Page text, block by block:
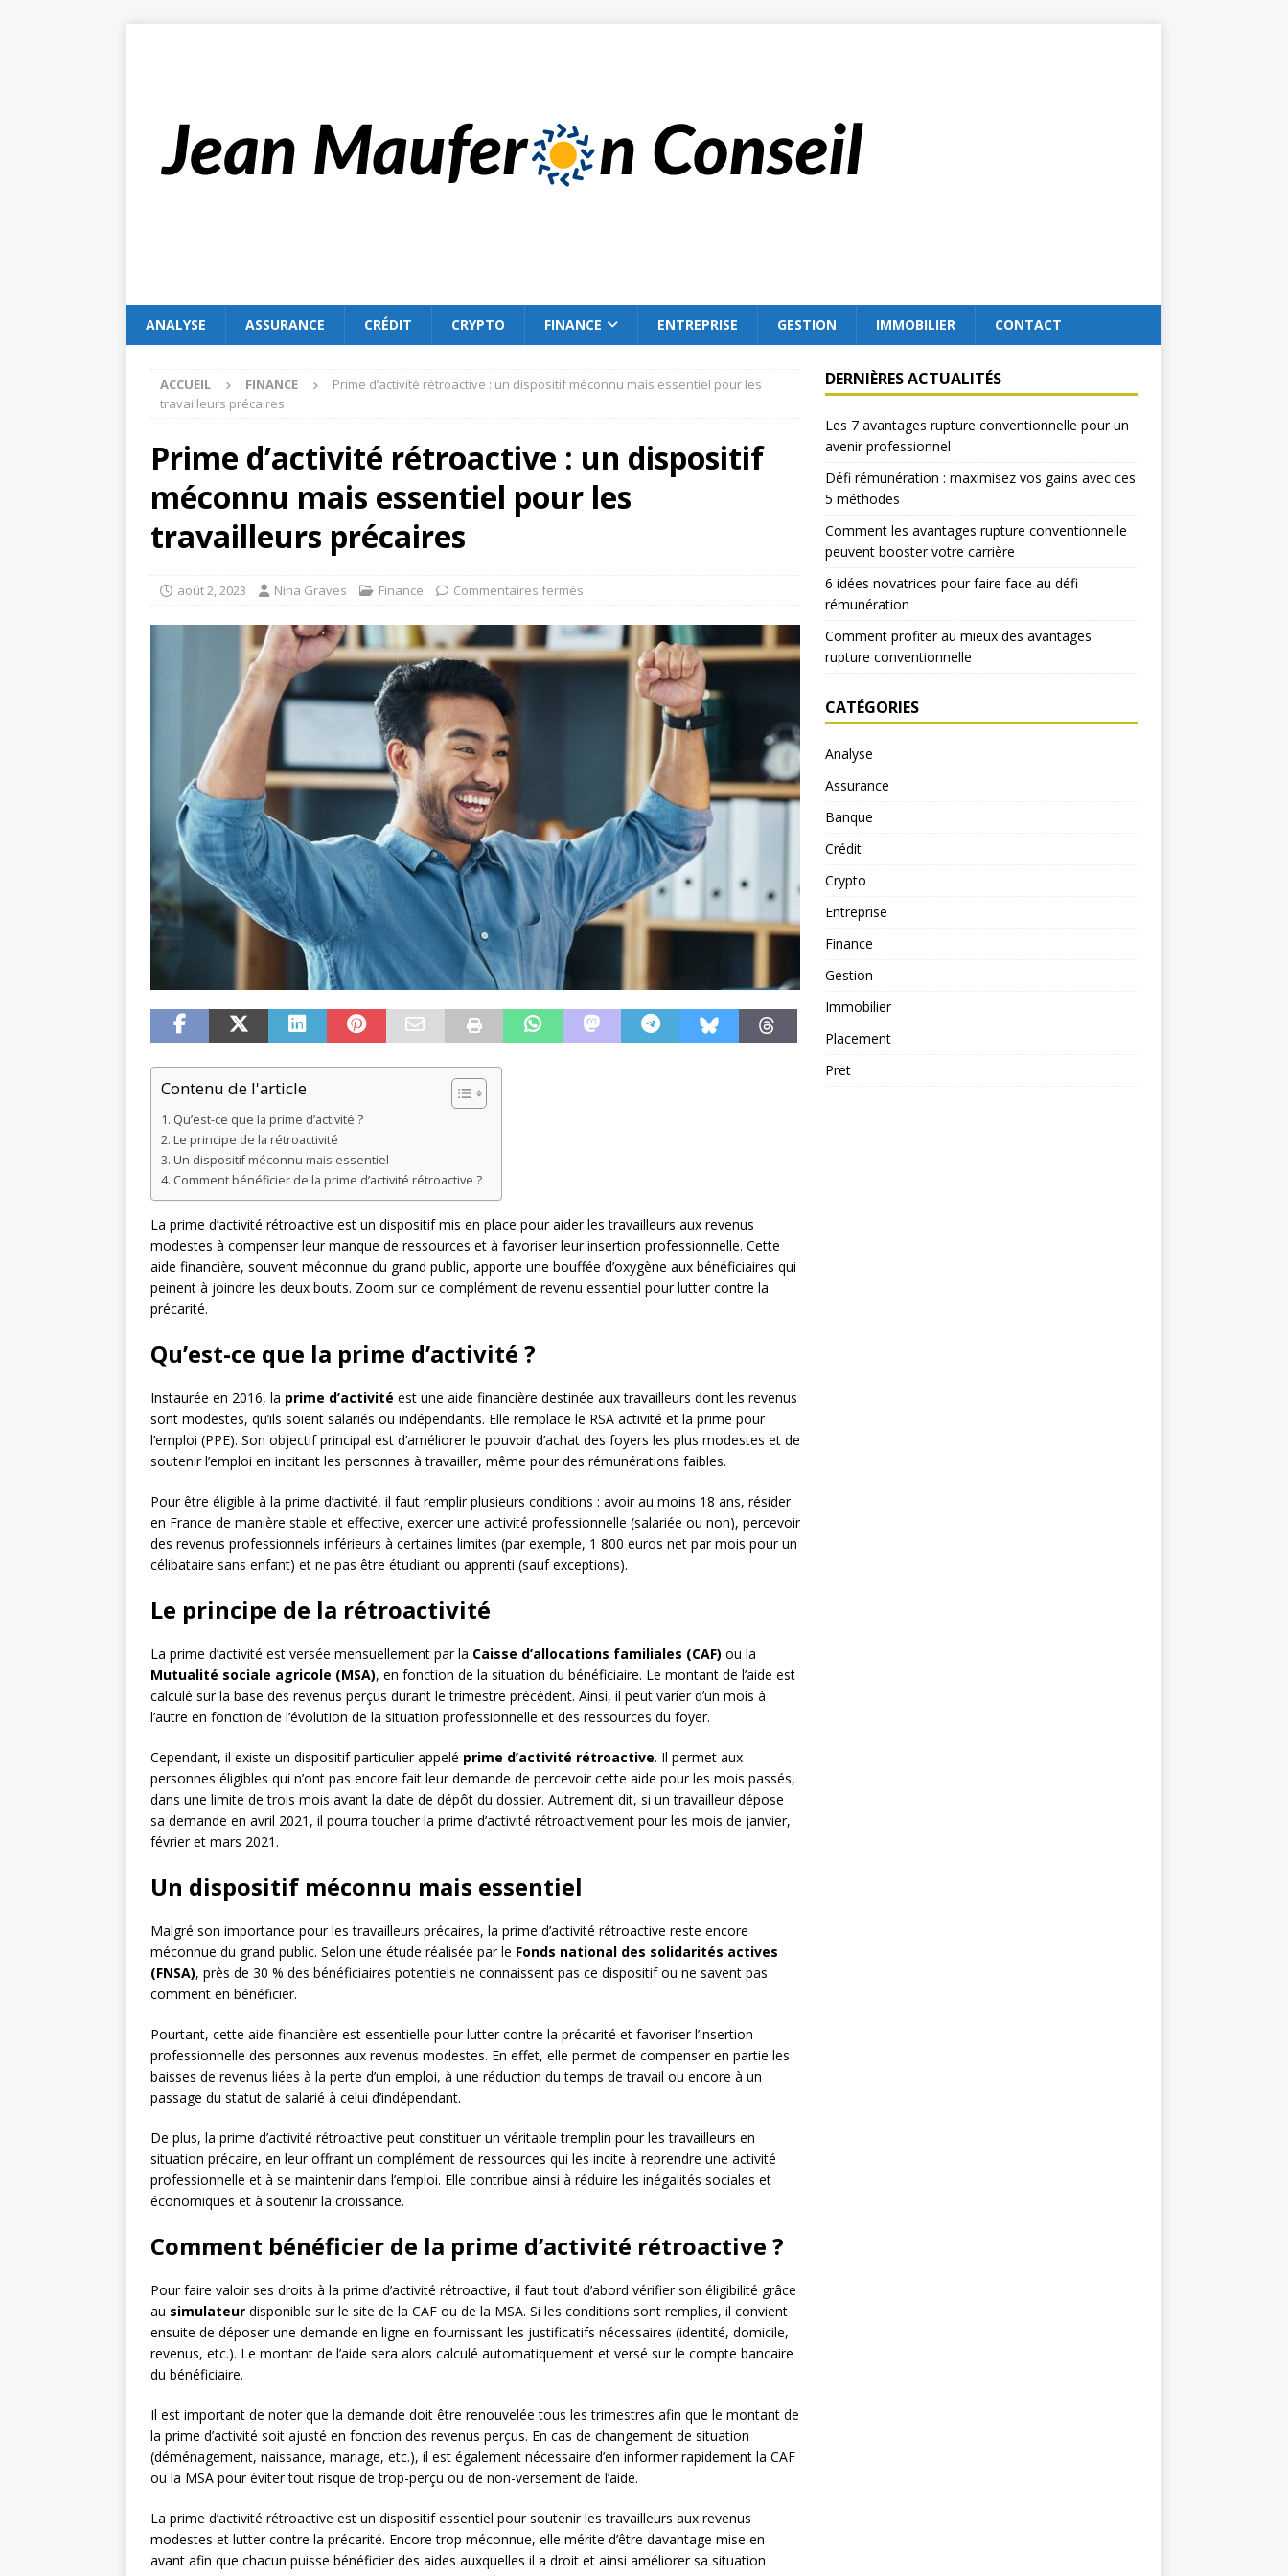
ANALYSE ASSURANCE CRÉDIT CRYPTO FINANCE ENTREPRISE GESTION IMMOBILIER CONTACT
ACCUEIL FINANCE
Prime d’activité rétroactive : un dispositif méconnu mais essentiel pour les
travailleurs précaires
Prime d’activité rétroactive : un dispositif
méconnu mais essentiel pour les
travailleurs précaires
août 2, 2023 Nina Graves Finance Commentaires fermés
Contenu de l'article
Qu’est-ce que la prime d’activité ?
Le principe de la rétroactivité
Un dispositif méconnu mais essentiel
Comment bénéficier de la prime d’activité rétroactive ?
La prime d’activité rétroactive est un dispositif mis en place pour aider les travailleurs aux revenus
modestes à compenser leur manque de ressources et à favoriser leur insertion professionnelle. Cette
aide financière, souvent méconnue du grand public, apporte une bouffée d’oxygène aux bénéficiaires qui
peinent à joindre les deux bouts. Zoom sur ce complément de revenu essentiel pour lutter contre la
précarité.
Qu’est-ce que la prime d’activité ?
Instaurée en 2016, la prime d’activité est une aide financière destinée aux travailleurs dont les revenus
sont modestes, qu’ils soient salariés ou indépendants. Elle remplace le RSA activité et la prime pour
l’emploi (PPE). Son objectif principal est d’améliorer le pouvoir d’achat des foyers les plus modestes et de
soutenir l’emploi en incitant les personnes à travailler, même pour des rémunérations faibles.
Pour être éligible à la prime d’activité, il faut remplir plusieurs conditions : avoir au moins 18 ans, résider
en France de manière stable et effective, exercer une activité professionnelle (salariée ou non), percevoir
des revenus professionnels inférieurs à certaines limites (par exemple, 1 800 euros net par mois pour un
célibataire sans enfant) et ne pas être étudiant ou apprenti (sauf exceptions).
Le principe de la rétroactivité
La prime d’activité est versée mensuellement par la Caisse d’allocations familiales (CAF) ou la
Mutualité sociale agricole (MSA), en fonction de la situation du bénéficiaire. Le montant de l’aide est
calculé sur la base des revenus perçus durant le trimestre précédent. Ainsi, il peut varier d’un mois à
l’autre en fonction de l’évolution de la situation professionnelle et des ressources du foyer.
Cependant, il existe un dispositif particulier appelé prime d’activité rétroactive. Il permet aux
personnes éligibles qui n’ont pas encore fait leur demande de percevoir cette aide pour les mois passés,
dans une limite de trois mois avant la date de dépôt du dossier. Autrement dit, si un travailleur dépose
sa demande en avril 2021, il pourra toucher la prime d’activité rétroactivement pour les mois de janvier,
février et mars 2021.
Un dispositif méconnu mais essentiel
Malgré son importance pour les travailleurs précaires, la prime d’activité rétroactive reste encore
méconnue du grand public. Selon une étude réalisée par le Fonds national des solidarités actives
(FNSA), près de 30 % des bénéficiaires potentiels ne connaissent pas ce dispositif ou ne savent pas
comment en bénéficier.
Pourtant, cette aide financière est essentielle pour lutter contre la précarité et favoriser l’insertion
professionnelle des personnes aux revenus modestes. En effet, elle permet de compenser en partie les
baisses de revenus liées à la perte d’un emploi, à une réduction du temps de travail ou encore à un
passage du statut de salarié à celui d’indépendant.
De plus, la prime d’activité rétroactive peut constituer un véritable tremplin pour les travailleurs en
situation précaire, en leur offrant un complément de ressources qui les incite à reprendre une activité
professionnelle et à se maintenir dans l’emploi. Elle contribue ainsi à réduire les inégalités sociales et
économiques et à soutenir la croissance.
Comment bénéficier de la prime d’activité rétroactive ?
Pour faire valoir ses droits à la prime d’activité rétroactive, il faut tout d’abord vérifier son éligibilité grâce
au simulateur disponible sur le site de la CAF ou de la MSA. Si les conditions sont remplies, il convient
ensuite de déposer une demande en ligne en fournissant les justificatifs nécessaires (identité, domicile,
revenus, etc.). Le montant de l’aide sera alors calculé automatiquement et versé sur le compte bancaire
du bénéficiaire.
Il est important de noter que la demande doit être renouvelée tous les trimestres afin que le montant de
la prime d’activité soit ajusté en fonction des revenus perçus. En cas de changement de situation
(déménagement, naissance, mariage, etc.), il est également nécessaire d’en informer rapidement la CAF
ou la MSA pour éviter tout risque de trop-perçu ou de non-versement de l’aide.
La prime d’activité rétroactive est un dispositif essentiel pour soutenir les travailleurs aux revenus
modestes et lutter contre la précarité. Encore trop méconnue, elle mérite d’être davantage mise en
avant afin que chacun puisse bénéficier des aides auxquelles il a droit et ainsi améliorer sa situation
DERNIÈRES ACTUALITÉS
Les 7 avantages rupture conventionnelle pour un
avenir professionnel
Défi rémunération : maximisez vos gains avec ces
5 méthodes
Comment les avantages rupture conventionnelle
peuvent booster votre carrière
6 idées novatrices pour faire face au défi
rémunération
Comment profiter au mieux des avantages
rupture conventionnelle
CATÉGORIES
Analyse
Assurance
Banque
Crédit
Crypto
Entreprise
Finance
Gestion
Immobilier
Placement
Pret